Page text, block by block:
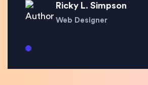
Ricky L. Simpson
Web Designer